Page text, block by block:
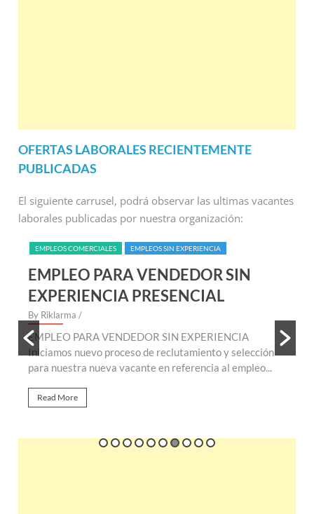
OFERTAS LABORALES RECIENTEMENTE
PUBLICADAS
El siguiente carrusel, podrá observar las ultimas vacantes
laborales publicadas por nuestra organización:
EMPLEOS REMOTOS (NO PRESENCIALES)
EMPLEO PARA ANALISTA DE
SERVICIOS ONLINE
By Riklarma/
EMPLEO PARA ANALISTA DE SERVICIOS ONLINE
Iniciamos nuevo proceso de reclutamiento para
vacante de empleo para analista de servicios...